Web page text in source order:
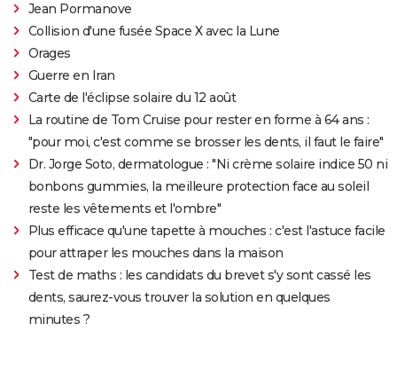
Jean Pormanove
Collision d'une fusée Space X avec la Lune
Orages
Guerre en Iran
Carte de l'éclipse solaire du 12 août
La routine de Tom Cruise pour rester en forme à 64 ans :
"pour moi, c'est comme se brosser les dents, il faut le faire"
Dr. Jorge Soto, dermatologue : "Ni crème solaire indice 50 ni
bonbons gummies, la meilleure protection face au soleil
reste les vêtements et l'ombre"
Plus efficace qu'une tapette à mouches : c'est l'astuce facile
pour attraper les mouches dans la maison
Test de maths : les candidats du brevet s'y sont cassé les
dents, saurez-vous trouver la solution en quelques
minutes ?